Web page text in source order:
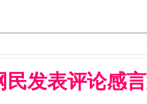
民发表评论感